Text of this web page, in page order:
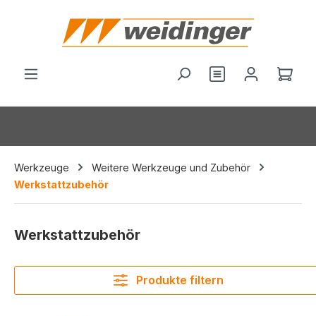
springen
Du hast 0
Werkzeuge
Weitere Werkzeuge und Zubehör
Werkstattzubehör
Werkstattzubehör
Produkte filtern